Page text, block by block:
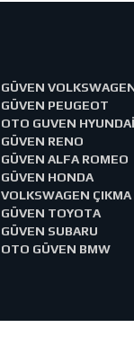
GÜVEN
GÜVEN PEUGEOT
OTO GUVEN HYUNDAİ
GÜVEN RENO
GÜVEN ALFA ROMEO
GÜVEN HONDA
VOLKSWAGEN ÇIKMA
GÜVEN TOYOTA
GÜVEN SUBARU
OTO GÜVEN BMW